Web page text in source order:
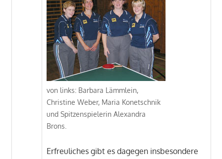
von links: Barbara Lämmlein,
Christine Weber, Maria Konetschnik
und Spitzenspielerin Alexandra
Brons.
Erfreuliches gibt es dagegen insbesondere